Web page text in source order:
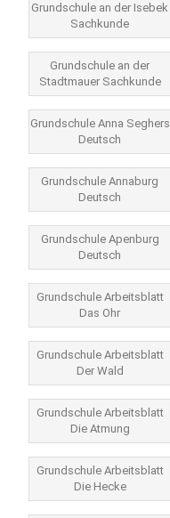
Grundschule an der Isebek
Sachkunde
Grundschule an der
Stadtmauer Sachkunde
Grundschule Anna Seghers
Deutsch
Grundschule Annaburg
Deutsch
Grundschule Apenburg
Deutsch
Grundschule Arbeitsblatt
Das Ohr
Grundschule Arbeitsblatt
Der Wald
Grundschule Arbeitsblatt
Die Atmung
Grundschule Arbeitsblatt
Die Hecke